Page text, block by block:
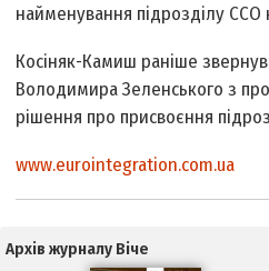
найменування підрозділу ССО
Косіняк-Камиш раніше
Володимира Зеленського з
рішення про присвоєння
www.eurointegration.com.ua
Архів журналу Віче